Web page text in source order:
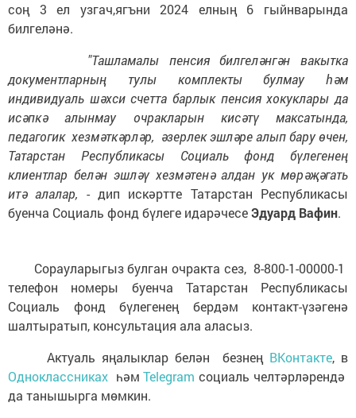
соң 3 ел узгач,ягъни 2024 елның 6 гыйнварында
билгеләнә.
"Ташламалы пенсия билгеләнгән вакытка
документларның тулы комплекты булмау һәм
индивидуаль шәхси счетта барлык пенсия хокуклары да
исәпкә алынмау очракларын кисәтү максатында,
педагогик хезмәткәрләр, әзерлек эшләре алып бару өчен,
Татарстан Республикасы Социаль фонд бүлегенең
клиентлар белән эшләү хезмәтенә алдан ук мөрәҗәгать
итә алалар, - дип искәртте Татарстан Республикасы
буенча Социаль фонд бүлеге идарәчесеЭдуард Вафин.
Сорауларыгыз булган очракта сез, 8-800-1-00000-1
телефон номеры буенча Татарстан Республикасы
Социаль фонд бүлегенең бердәм контакт-үзәгенә
шалтыратып, консультация ала аласыз.
Актуаль яңалыклар белән безнең ВКонтакте, в
Одноклассниках һәмTelegram социаль челтәрләрендә
да танышырга мөмкин.